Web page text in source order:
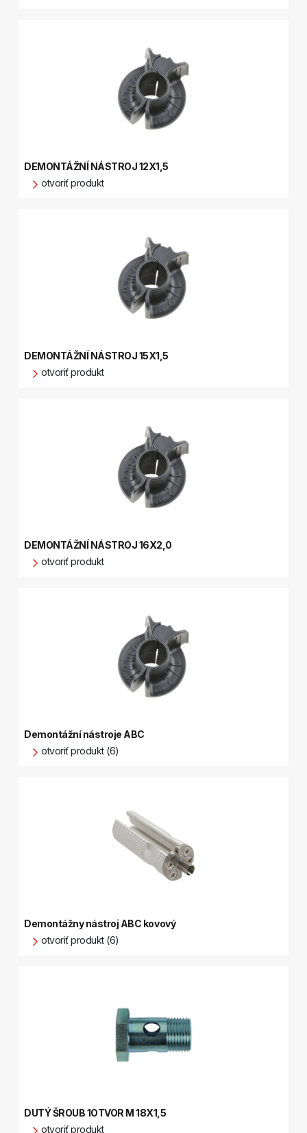
DEMONTÁŽNÍ NÁSTROJ 12X1,5
otvoriť produkt
DEMONTÁŽNÍ NÁSTROJ 15X1,5
otvoriť produkt
DEMONTÁŽNÍ NÁSTROJ 16X2,0
otvoriť produkt
Demontážní nástroje ABC
otvoriť produkt (6)
Demontážny nástroj ABC kovový
otvoriť produkt (6)
DUTÝ ŠROUB 1OTVOR M 18X1,5
otvoriť produkt